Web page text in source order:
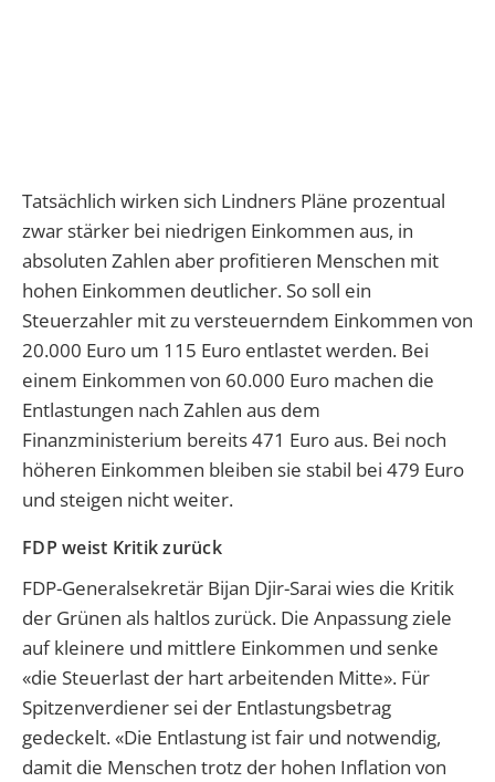
Tatsächlich wirken sich Lindners Pläne prozentual
zwar stärker bei niedrigen Einkommen aus, in
absoluten Zahlen aber profitieren Menschen mit
hohen Einkommen deutlicher. So soll ein
Steuerzahler mit zu versteuerndem Einkommen von
20.000 Euro um 115 Euro entlastet werden. Bei
einem Einkommen von 60.000 Euro machen die
Entlastungen nach Zahlen aus dem
Finanzministerium bereits 471 Euro aus. Bei noch
höheren Einkommen bleiben sie stabil bei 479 Euro
und steigen nicht weiter.
FDP weist Kritik zurück
FDP-Generalsekretär Bijan Djir-Sarai wies die Kritik
der Grünen als haltlos zurück. Die Anpassung ziele
auf kleinere und mittlere Einkommen und senke
«die Steuerlast der hart arbeitenden Mitte». Für
Spitzenverdiener sei der Entlastungsbetrag
gedeckelt. «Die Entlastung ist fair und notwendig,
damit die Menschen trotz der hohen Inflation von